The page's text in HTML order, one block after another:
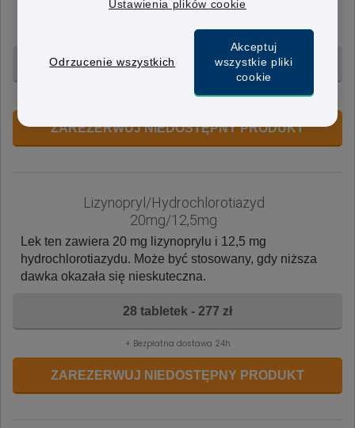
hydrochlorotiazydu. Może być stosowany jako dawka
28 tabletek - 249 zł
+ Bezpłatna dostawa 24h
ZAREZERWUJ NIEDOSTĘPNY PRODUKT
Lizynopryl/Hydrochlorotiazyd
20mg/12,5mg
Lek ten zawiera 20 mg lizynoprylu i 12,5 mg
hydrochlorotiazydu. Może być stosowany, gdy niższa
dawka okazała się nieskuteczna.
28 tabletek - 277 zł
+ Bezpłatna dostawa 24h
ZAREZERWUJ NIEDOSTĘPNY PRODUKT
Ustawienia plików cookie
Odrzucenie wszystkich
Akceptuj
wszystkie pliki
cookie